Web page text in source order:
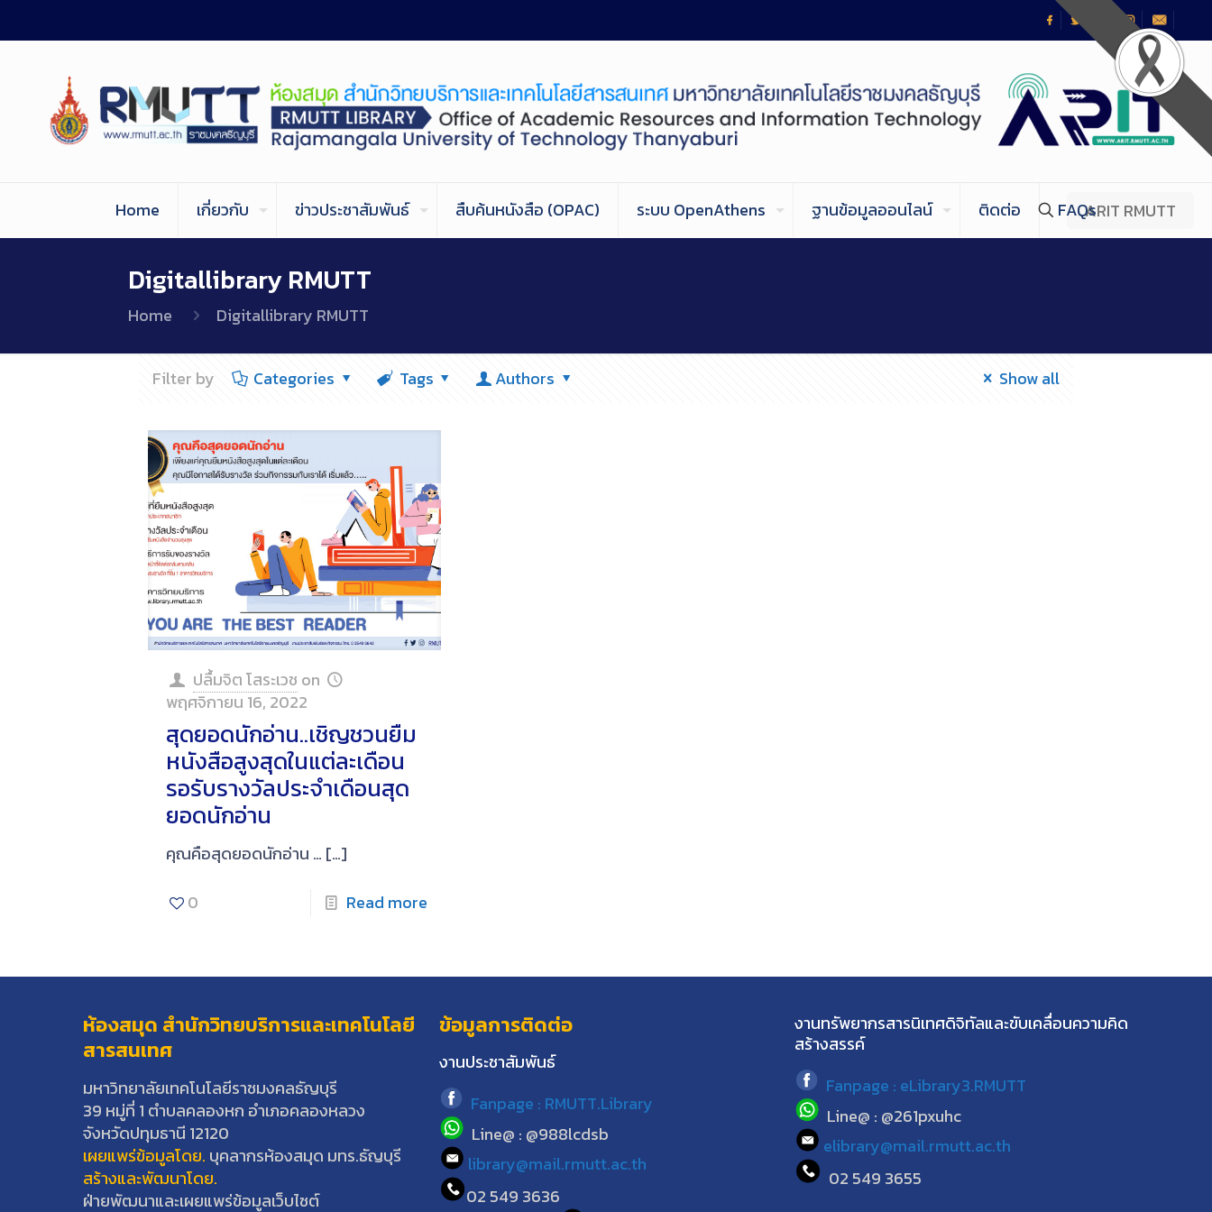
Home เกี่ยวกับ ข่าวประชาสัมพันธ์ สืบค้นหนังสือ (OPAC) ระบบ OpenAthens ฐานข้อมูลออนไลน์ ติดต่อ FAQsARIT RMUTT
Digitallibrary RMUTT
Home Digitallibrary RMUTT
Filter by Categories Tags Authors Show all
ปลื้มจิต โสระเวช on
พฤศจิกายน 16, 2022
สุดยอดนักอ่าน..เชิญชวนยืม
หนังสือสูงสุดในแต่ละเดือน
รอรับรางวัลประจำเดือนสุด
ยอดนักอ่าน
คุณคือสุดยอดนักอ่าน … […]
0
Read more
ห้องสมุด สำนักวิทยบริการและเทคโนโลยี
สารสนเทศ
มหาวิทยาลัยเทคโนโลยีราชมงคลธัญบุรี
39 หมู่ที่ 1 ตำบลคลองหก อำเภอคลองหลวง
จังหวัดปทุมธานี 12120
เผยแพร่ข้อมูลโดย. บุคลากรห้องสมุด มทร.ธัญบุรี
สร้างและพัฒนาโดย.
ฝ่ายพัฒนาและเผยแพร่ข้อมูลเว็บไซต์
ข้อมูลการติดต่อ
งานประชาสัมพันธ์
Fanpage : RMUTT.Library
Line@ : @988lcdsb
library@mail.rmutt.ac.th
02 549 3636
งานทรัพยากรสารนิเทศดิจิทัลและขับเคลื่อนความคิด
สร้างสรรค์
Fanpage : eLibrary3.RMUTT
Line@ : @261pxuhc
elibrary@mail.rmutt.ac.th
02 549 3655